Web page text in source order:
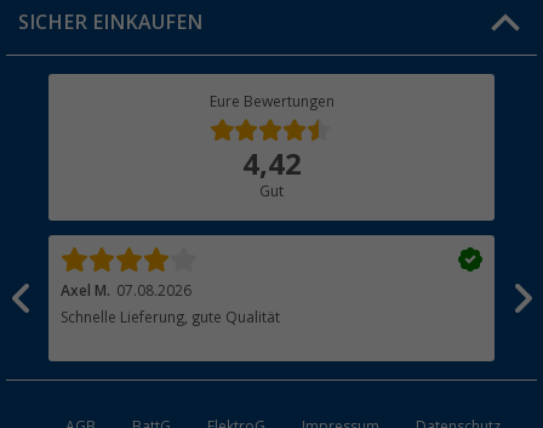
Rücksendung
SICHER EINKAUFEN
Eure Bewertungen
4,42
Gut
Axel M. 07.08.2026
Schnelle Lieferung, gute Qualität